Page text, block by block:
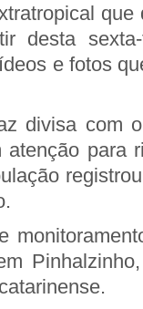
que
desta
e fotos
divisa com
para